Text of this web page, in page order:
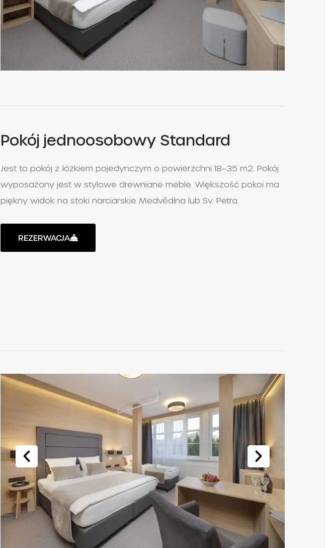
Pokój jednoosobowy Standard
Jest to pokój z łóżkiem pojedynczym o powierzchni 18–35 m2. Pokój
wyposażony jest w stylowe drewniane meble. Większość pokoi ma
piękny widok na stoki narciarskie Medvědína lub Sv. Petra.
REZERWACJA